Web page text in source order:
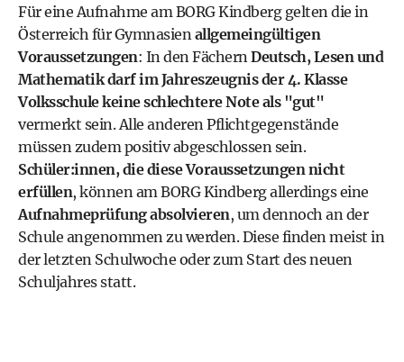
Für eine Aufnahme am BORG Kindberg gelten die in
Österreich für Gymnasienallgemeingültigen
Voraussetzungen: In den FächernDeutsch, Lesen und
Mathematik darf im Jahreszeugnis der 4. Klasse
Volksschule keine schlechtere Note als "gut"
vermerkt sein. Alle anderen Pflichtgegenstände
müssen zudem positiv abgeschlossen sein.
Schüler:innen, die diese Voraussetzungen nicht
erfüllen, können am BORG Kindberg allerdings eine
Aufnahmeprüfungabsolvieren, um dennoch an der
Schule angenommen zu werden. Diese finden meist in
der letzten Schulwoche oder zum Start des neuen
Schuljahres statt.